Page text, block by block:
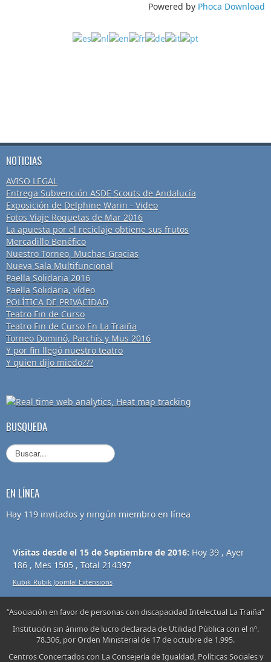
Powered by Phoca Download
NOTICIAS
AVISO LEGAL
Entrega Subvención ASDE Scouts de Andalucía
Exposición de Delphine Warin - Video
Fotos Viaje Roquetas de Mar 2016
La apuesta por el reciclaje obtiene sus frutos
Mercadillo Benéfico
Nuestro Torneo, Muchas Gracias
Nueva Sala Multifuncional
Paella Solidaria 2016
Paella Solidaria, vídeo
POLÍTICA DE PRIVACIDAD
Teatro Fin de Curso
Teatro Fin de Curso En La Traiña
Torneo Dominó, Parchís y Mus 2016
Y por fin llegó nuestro teatro
Y quien dijo miedo???
BUSQUEDA
EN LÍNEA
Hay 119 invitados y ningún miembro en línea
Visitas desde el 15 de Septiembre de 2016: Hoy 39 , Ayer
186 , Mes 1505 , Total 214397
Kubik-Rubik Joomla! Extensions
“Asociación en favor de personas con discapacidad Intelectual La Traiña”
Institución sin ánimo de lucro declarada de Utilidad Pública con el nº.
78.306, por Orden Ministerial de 17 de octubre de 1.995.
Centros Concertados con La Consejería de Igualdad, Políticas Sociales y